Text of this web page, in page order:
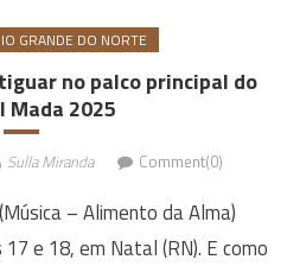
GRANDE DO NORTE
no palco principal do
Mada 2025
Sulla Miranda Comment(0)
– Alimento da Alma)
e 18, em Natal (RN). E como